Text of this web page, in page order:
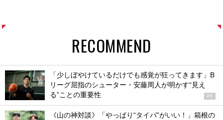
RECOMMEND
「少しぼやけているだけでも感覚が狂ってきます」B
リーグ屈指のシューター・安藤周人が明かす“見え
る”ことの重要性
PR
《山の神対談》「やっぱり“タイパ”がいい！」箱根の